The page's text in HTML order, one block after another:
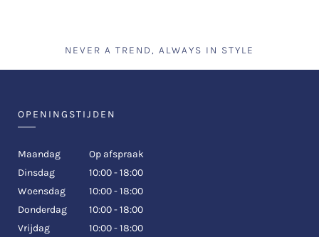
NEVER A TREND, ALWAYS IN STYLE
OPENINGSTIJDEN
Maandag
Op afspraak
Dinsdag
10:00 - 18:00
Woensdag
10:00 - 18:00
Donderdag
10:00 - 18:00
Vrijdag
10:00 - 18:00